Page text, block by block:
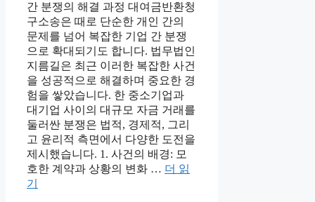
간 분쟁의 해결 과정 대여금반환청
구소송은 때로 단순한 개인 간의
문제를 넘어 복잡한 기업 간 분쟁
으로 확대되기도 합니다. 법무법인
지름길은 최근 이러한 복잡한 사건
을 성공적으로 해결하며 중요한 경
험을 쌓았습니다. 한 중소기업과
대기업 사이의 대규모 자금 거래를
둘러싼 분쟁은 법적, 경제적, 그리
고 윤리적 측면에서 다양한 도전을
제시했습니다. 1. 사건의 배경: 모
호한 계약과 상황의 변화 … 더 읽
기